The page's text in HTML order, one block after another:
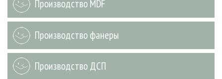
СУШКА ДРЕВЕСИНЫ
ПРОИЗВОДСТВО ДРЕВЕСНЫХ ПЛИТ
ДЕРЕВЯННОЕ ДОМОСТРОЕНИЕ
ПРОИЗВОДСТВО МЕБЕЛИ
БИОЭНЕРГЕТИКА
ПЕРСОНЫ
МОБИЛЬНЫЕ ВЫСТАВКИ
ОФИЦИАЛЬНЫЕ ДЕЛЕГАЦИИ
ПРИОРИТЕТНЫЕ ИНВЕСТПРОЕКТЫ
RUSSIAN FORESTRY REVIEW
КОНТАКТЫ
РЕКЛАМА
РЕКЛАМА НА САЙТЕ
Производство MDF
Производство фанеры
Производство ДСП